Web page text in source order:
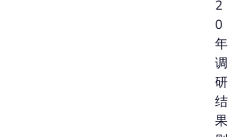
2
0
年
调
研
结
果